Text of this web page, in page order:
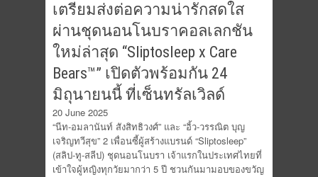
เตรียมส่งต่อความน่ารักสดใส
ผ่านชุดนอนโนบราคอลเลกชัน
ใหม่ล่าสุด “Sliptosleep x Care
Bears™” เปิดตัวพร้อมกัน 24
มิถุนายนนี้ ที่เซ็นทรัลเวิลด์
20 June 2025
“นีท-อมลานันท์ สังสิทธิวงศ์” และ “อิ้ว-วรรณิต บุญ
เจริญทวีสุข” 2 เพื่อนซี้ผู้สร้างแบรนด์ “Sliptosleep”
(สลิป-ทู-สลีป) ชุดนอนโนบรา เจ้าแรกในประเทศไทยที่
เข้าใจผู้หญิงทุกวัยมากว่า 5 ปี ชวนกันมามอบของขวัญ